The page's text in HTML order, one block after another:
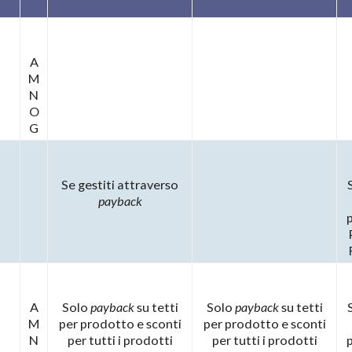
A
M
N
O
G
Se gestiti attraverso
payback
A
M
N
Solo paybacksu tetti
per prodotto e sconti
per tutti i prodotti
Solo paybacksu tetti
per prodotto e sconti
per tutti i prodotti